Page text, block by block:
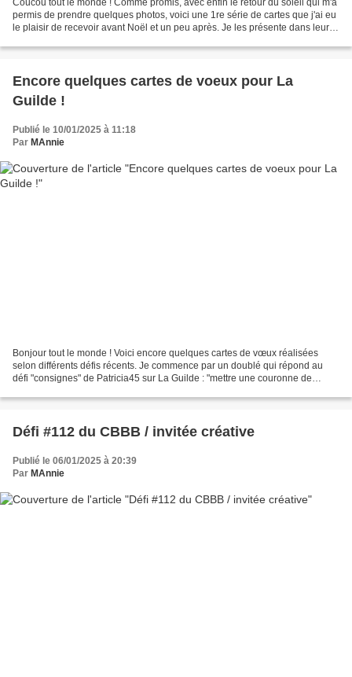
Coucou tout le monde ! Comme promis, avec enfin le retour du soleil qui m'a
permis de prendre quelques photos, voici une 1re série de cartes que j'ai eu
le plaisir de recevoir avant Noël et un peu après. Je les présente dans leur
Encore quelques cartes de voeux pour La
Guilde !
Publié le 10/01/2025 à 11:18
Par MAnnie
Bonjour tout le monde ! Voici encore quelques cartes de vœux réalisées
selon différents défis récents. Je commence par un doublé qui répond au
défi "consignes" de Patricia45 sur La Guilde : "mettre une couronne de
Défi #112 du CBBB / invitée créative
Publié le 06/01/2025 à 20:39
Par MAnnie